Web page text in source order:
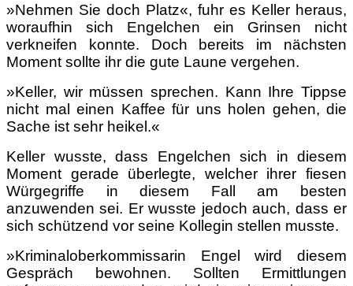
»Nehmen Sie doch Platz«, fuhr es Keller heraus,
woraufhin sich Engelchen ein Grinsen nicht
verkneifen konnte. Doch bereits im nächsten
Moment sollte ihr die gute Laune vergehen.
»Keller, wir müssen sprechen. Kann Ihre Tippse
nicht mal einen Kaffee für uns holen gehen, die
Sache ist sehr heikel.«
Keller wusste, dass Engelchen sich in diesem
Moment gerade überlegte, welcher ihrer fiesen
Würgegriffe in diesem Fall am besten
anzuwenden sei. Er wusste jedoch auch, dass er
sich schützend vor seine Kollegin stellen musste.
»Kriminaloberkommissarin Engel wird diesem
Gespräch bewohnen. Sollten Ermittlungen